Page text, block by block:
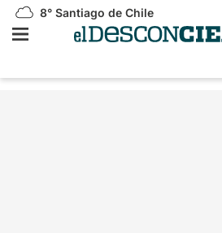
8° Santiago de Chile